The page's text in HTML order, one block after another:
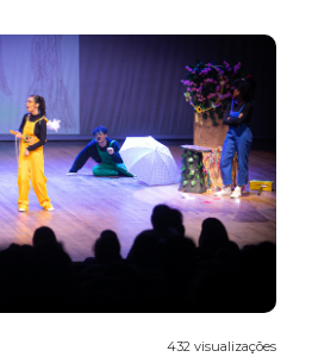
432 visualizações